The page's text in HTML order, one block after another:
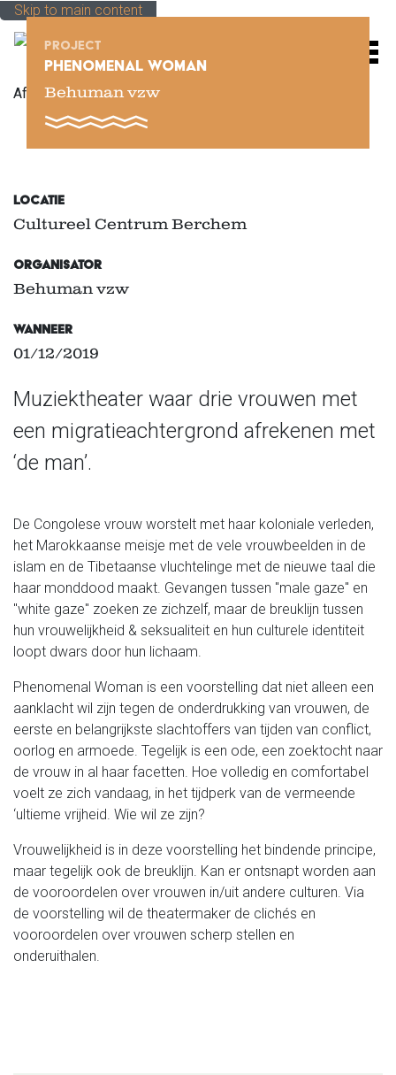
Skip to main content
PROJECT
PHENOMENAL WOMAN
Behuman vzw
Afbeelding
Locatie
Cultureel Centrum Berchem
Organisator
Behuman vzw
Wanneer
01/12/2019
Muziektheater waar drie vrouwen met
een migratieachtergrond afrekenen met
‘de man’.
De Congolese vrouw worstelt met haar koloniale verleden,
het Marokkaanse meisje met de vele vrouwbeelden in de
islam en de Tibetaanse vluchtelinge met de nieuwe taal die
haar monddood maakt. Gevangen tussen "male gaze" en
"white gaze" zoeken ze zichzelf, maar de breuklijn tussen
hun vrouwelijkheid & seksualiteit en hun culturele identiteit
loopt dwars door hun lichaam.
Phenomenal Woman is een voorstelling dat niet alleen een
aanklacht wil zijn tegen de onderdrukking van vrouwen, de
eerste en belangrijkste slachtoffers van tijden van conflict,
oorlog en armoede. Tegelijk is een ode, een zoektocht naar
de vrouw in al haar facetten. Hoe volledig en comfortabel
voelt ze zich vandaag, in het tijdperk van de vermeende
‘ultieme vrijheid. Wie wil ze zijn?
Vrouwelijkheid is in deze voorstelling het bindende principe,
maar tegelijk ook de breuklijn. Kan er ontsnapt worden aan
de vooroordelen over vrouwen in/uit andere culturen. Via
de voorstelling wil de theatermaker de clichés en
vooroordelen over vrouwen scherp stellen en
onderuithalen.